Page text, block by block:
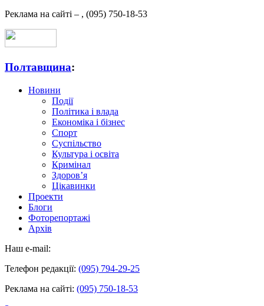
Реклама на сайті – , (095) 750-18-53
Полтавщина:
Новини
Події
Політика і влада
Економіка і бізнес
Спорт
Суспільство
Культура і освіта
Кримінал
Здоров’я
Цікавинки
Проекти
Блоги
Фоторепортажі
Архів
Наш e-mail:
Телефон редакції: (095) 794-29-25
Реклама на сайті: (095) 750-18-53